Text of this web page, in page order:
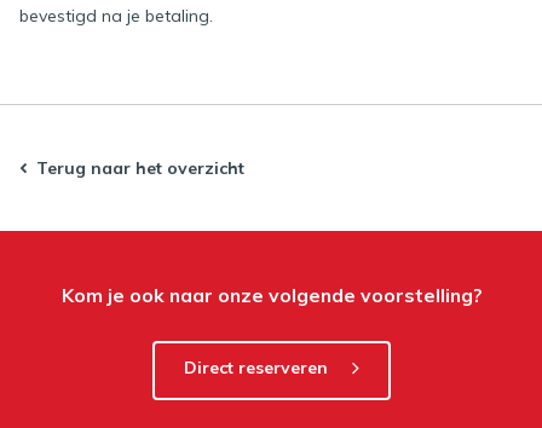
bevestigd na je betaling.
Terug naar het overzicht
Kom je ook naar onze volgende voorstelling?
Direct reserveren